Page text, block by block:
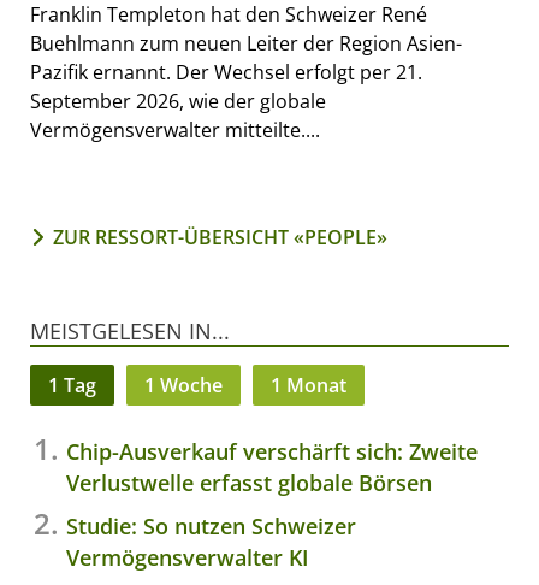
Franklin Templeton hat den Schweizer René
Buehlmann zum neuen Leiter der Region Asien-
Pazifik ernannt. Der Wechsel erfolgt per 21.
September 2026, wie der globale
Vermögensverwalter mitteilte....
ZUR RESSORT-ÜBERSICHT «PEOPLE»
MEISTGELESEN IN...
1 Tag 1 Woche 1 Monat
Chip-Ausverkauf verschärft sich: Zweite
Verlustwelle erfasst globale Börsen
Studie: So nutzen Schweizer
Vermögensverwalter KI